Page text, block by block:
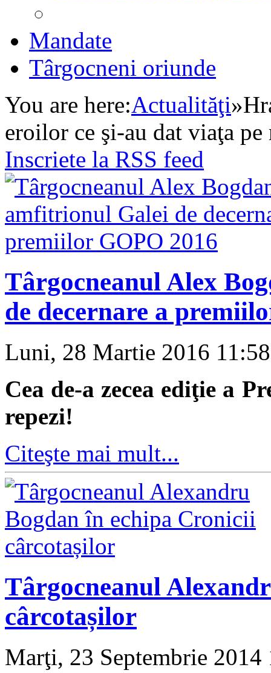
Mandate
Târgocneni oriunde
You are here:Actualităţi»
eroilor ce şi-au dat viaţa pe
Inscriete la RSS feed
Târgocneanul Alex
de decernare a
Luni, 28 Martie 2016
Cea de-a zecea ediţie a
repezi!
Citeşte mai mult...
Târgocneanul
cârcotașilor
Marţi, 23 Septembrie